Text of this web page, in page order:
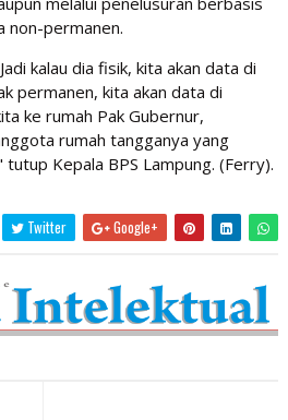
non-permanen.
kalau dia fisik, kita akan data di
permanen, kita akan data di
ke rumah Pak Gubernur,
rumah tangganya yang
Kepala BPS Lampung. (Ferry).
Twitter Google+